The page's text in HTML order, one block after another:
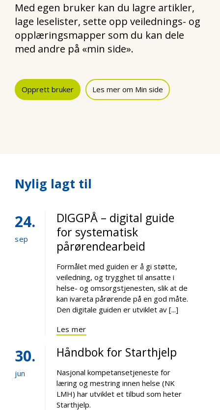
Med egen bruker kan du lagre artikler,
lage leselister, sette opp veilednings- og
opplæringsmapper som du kan dele
med andre på «min side».
Opprett bruker Les mer om Min side
Nylig lagt til
24
sep
DIGGPÅ – digital guide
for systematisk
pårørendearbeid
Formålet med guiden er å gi støtte,
veiledning, og trygghet til ansatte i
helse- og omsorgstjenesten, slik at de
kan ivareta pårørende på en god måte.
Den digitale guiden er utviklet av [...]
Les mer
30
jun
Håndbok for Starthjelp
Nasjonal kompetansetjeneste for
læring og mestring innen helse (NK
LMH) har utviklet et tilbud som heter
Starthjelp.